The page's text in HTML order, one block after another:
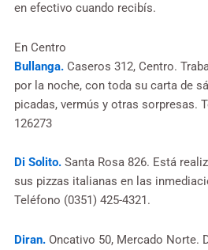
en efectivo cuando recibís.
En Centro
Bullanga. Caseros 312, Centro.
por la noche, con toda su carta de
picadas, vermús y otras sorpresas.
126273
Di Solito. Santa Rosa 826. Está
sus pizzas italianas en las
Teléfono (0351) 425-4321.
Diran. Oncativo 50, Mercado Norte.